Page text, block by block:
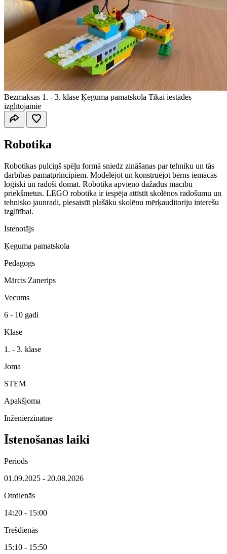
Bezmaksas 1. - 3. klase Ķeguma pamatskola Tikai iestādes
izglītojamie
Robotika
Robotikas pulciņš spēļu formā sniedz zināšanas par tehniku un tās
darbības pamatprincipiem. Modelējot un konstruējot bērns iemācās
loģiski un radoši domāt. Robotika apvieno dažādus mācību
priekšmetus. LEGO robotika ir iespēja attīstīt skolēnos radošumu un
tehnisko jaunradi, piesaistīt plašāku skolēnu mērķauditoriju interešu
izglītībai.
Īstenotājs
Ķeguma pamatskola
Pedagogs
Mārcis Zanerips
Vecums
6 - 10 gadi
Klase
1. - 3. klase
Joma
STEM
Apakšjoma
Inženierzinātne
Īstenošanas laiki
Periods
01.09.2025 - 20.08.2026
Otrdienās
14:20 - 15:00
Trešdienās
15:10 - 15:50